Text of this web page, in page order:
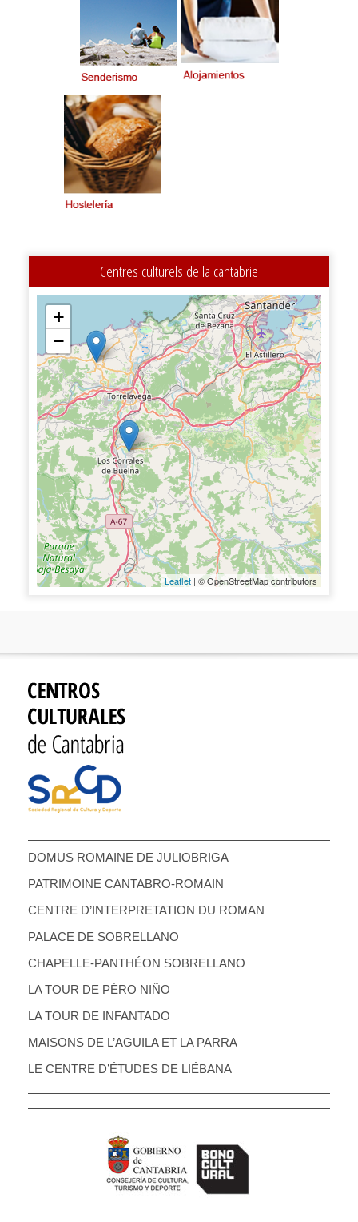
Centres culturels de la cantabrie
+
−
Leaflet | © OpenStreetMap contributors
DOMUS ROMAINE DE JULIOBRIGA
PATRIMOINE CANTABRO-ROMAIN
CENTRE D’INTERPRETATION DU ROMAN
PALACE DE SOBRELLANO
CHAPELLE-PANTHÉON SOBRELLANO
LA TOUR DE PÉRO NIÑO
LA TOUR DE INFANTADO
MAISONS DE L’AGUILA ET LA PARRA
LE CENTRE D’ÉTUDES DE LIÉBANA